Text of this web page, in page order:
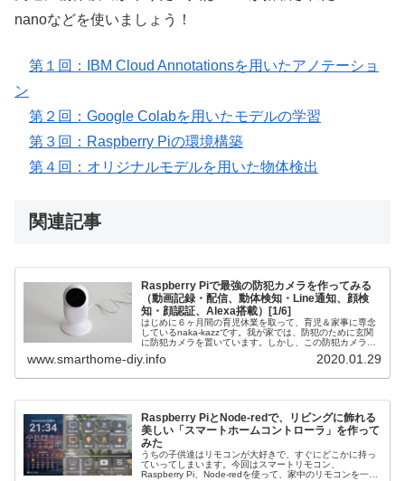
nanoなどを使いましょう！
第１回：IBM Cloud Annotationsを用いたアノテーショ
ン
第２回：Google Colabを用いたモデルの学習
第３回：Raspberry Piの環境構築
第４回：オリジナルモデルを用いた物体検出
関連記事
Raspberry Piで最強の防犯カメラを作ってみる
（動画記録・配信、動体検知・Line通知、顔検
知・顔認証、Alexa搭載）[1/6]
はじめに６ヶ月間の育児休業を取って、育児＆家事に専念
しているnaka-kazzです。我が家では、防犯のために玄関
に防犯カメラを置いています。しかし、この防犯カメラ、
できるのですが、独自のプ...
www.smarthome-diy.info 2020.01.29
Raspberry PiとNode-redで、リビングに飾れる
美しい「スマートホームコントローラ」を作って
みた
うちの子供達はリモコンが大好きで、すぐにどこかに持っ
ていってしまいます。今回はスマートリモコン、
Raspberry Pi、Node-redを使って、家中のリモコンを一つ